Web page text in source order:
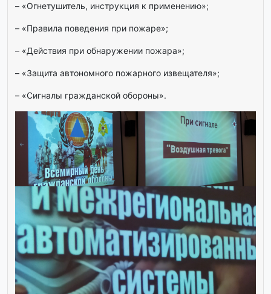
– «Огнетушитель, инструкция к применению»;
– «Правила поведения при пожаре»;
– «Действия при обнаружении пожара»;
– «Защита автономного пожарного извещателя»;
– «Сигналы гражданской обороны».